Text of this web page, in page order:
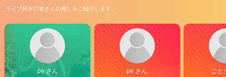
ライブ好きの皆さんの推しをご紹介します。
pe さん pe さん ごと